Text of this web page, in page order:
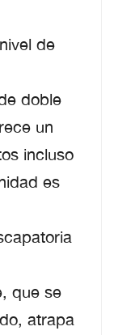
de
doble
un
incluso
es
que se
atrapa